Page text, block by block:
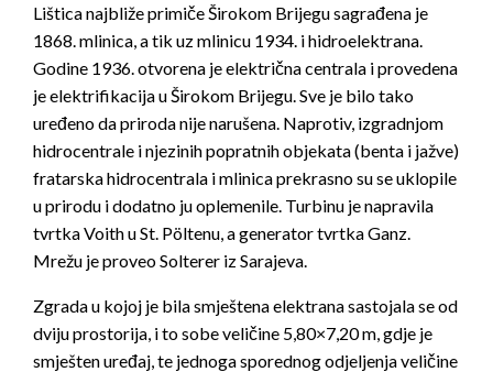
Lištica najbliže primiče Širokom Brijegu sagrađena je
1868. mlinica, a tik uz mlinicu 1934. i hidroelektrana.
Godine 1936. otvorena je električna centrala i provedena
je elektrifikacija u Širokom Brijegu. Sve je bilo tako
uređeno da priroda nije narušena. Naprotiv, izgradnjom
hidrocentrale i njezinih popratnih objekata (benta i jažve)
fratarska hidrocentrala i mlinica prekrasno su se uklopile
u prirodu i dodatno ju oplemenile. Turbinu je napravila
tvrtka Voith u St. Pöltenu, a generator tvrtka Ganz.
Mrežu je proveo Solterer iz Sarajeva.
Zgrada u kojoj je bila smještena elektrana sastojala se od
dviju prostorija, i to sobe veličine 5,80×7,20 m, gdje je
smješten uređaj, te jednoga sporednog odjeljenja veličine